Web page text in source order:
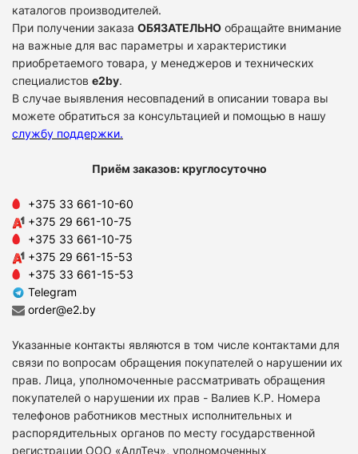
каталогов производителей.
При получении заказа ОБЯЗАТЕЛЬНО обращайте внимание
на важные для вас параметры и характеристики
приобретаемого товара, у менеджеров и технических
специалистов e2by.
В случае выявления несовпадений в описании товара вы
можете обратиться за консультацией и помощью в нашу
службу поддержки.
Приём заказов: круглосуточно
+375 33 661-10-60
+375 29 661-10-75
+375 33 661-10-75
+375 29 661-15-53
+375 33 661-15-53
Telegram
order@e2.by
Указанные контакты являются в том числе контактами для
связи по вопросам обращения покупателей о нарушении их
прав. Лица, уполномоченные рассматривать обращения
покупателей о нарушении их прав - Валиев К.Р. Номера
телефонов работников местных исполнительных и
распорядительных органов по месту государственной
регистрации ООО «АллТеч», уполномоченных